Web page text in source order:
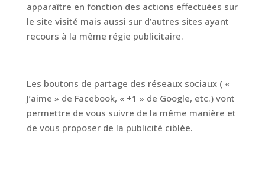
apparaître en fonction des actions effectuées sur
le site visité mais aussi sur d’autres sites ayant
recours à la même régie publicitaire.
Les boutons de partage des réseaux sociaux ( «
J’aime » de Facebook, « +1 » de Google, etc.) vont
permettre de vous suivre de la même manière et
de vous proposer de la publicité ciblée.